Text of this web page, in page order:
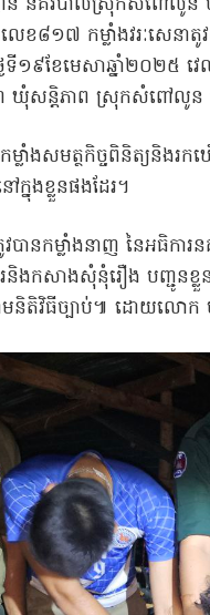
េខ៨១៧ កម្លាំងវរៈសេនា
១៩ខែមេសាឆ្នាំ២០២៥ វ
សន្តិភាព ស្រុកសំពៅលូន ខ
ាំងសមត្ថកិច្ចពិនិត្យនិងរ
នុងខ្លួនផងដែរ។
បានកម្លាំងនាញ នៃអធិក
សាងសុំនុំរឿង បញ្ជូនខ្លួនទ
ាមនិតិវិធីច្បាប់៕ ដោយលោក